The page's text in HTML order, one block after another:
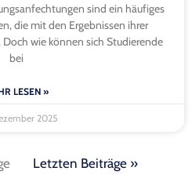
sind ein häufiges
die mit den Ergebnissen ihrer
wie können sich Studierende
bei
LESEN »
2025
Letzten Beiträge »